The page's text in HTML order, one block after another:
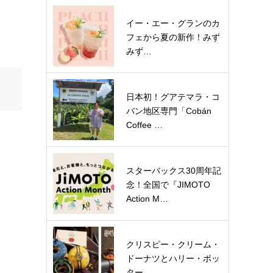
イー・エー・グランのカ
フェから夏の新作！みず
みず…
日本初！グアテマラ・コ
バン地区専門「Cobán
Coffee …
スターバックス30周年記
念！全国で『JIMOTO
Action M…
クリスピー・クリーム・
ドーナツとハリー・ポッ